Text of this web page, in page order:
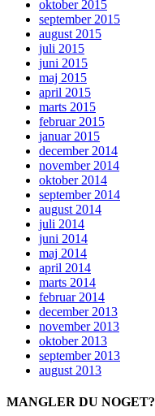
oktober 2015
september 2015
august 2015
juli 2015
juni 2015
maj 2015
april 2015
marts 2015
februar 2015
januar 2015
december 2014
november 2014
oktober 2014
september 2014
august 2014
juli 2014
juni 2014
maj 2014
april 2014
marts 2014
februar 2014
december 2013
november 2013
oktober 2013
september 2013
august 2013
MANGLER DU NOGET?